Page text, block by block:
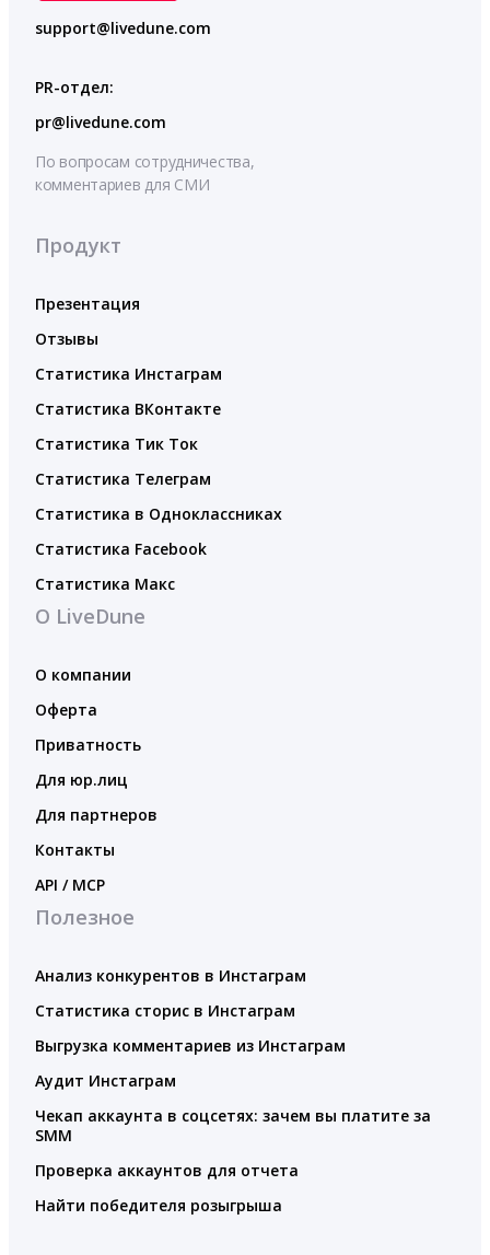
support@livedune.com
PR-отдел:
pr@livedune.com
По вопросам сотрудничества,
комментариев для СМИ
Продукт
Презентация
Отзывы
Статистика Инстаграм
Статистика ВКонтакте
Статистика Тик Ток
Статистика Телеграм
Статистика в Одноклассниках
Статистика Facebook
Статистика Макс
О LiveDune
О компании
Оферта
Приватность
Для юр.лиц
Для партнеров
Контакты
API / MCP
Полезное
Анализ конкурентов в Инстаграм
Статистика сторис в Инстаграм
Выгрузка комментариев из Инстаграм
Аудит Инстаграм
Чекап аккаунта в соцсетях: зачем вы платите за
SMM
Проверка аккаунтов для отчета
Найти победителя розыгрыша